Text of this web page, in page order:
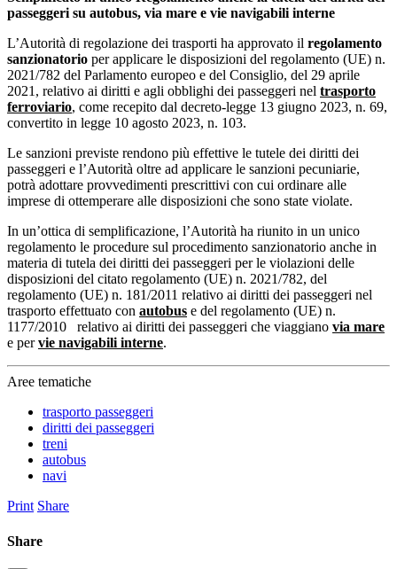
passeggeri su autobus, via mare e vie navigabili interne
L’Autorità di regolazione dei trasporti ha approvato il regolamento
sanzionatorio per applicare le disposizioni del regolamento (UE) n.
2021/782 del Parlamento europeo e del Consiglio, del 29 aprile
2021, relativo ai diritti e agli obblighi dei passeggeri nel trasporto
ferroviario, come recepito dal decreto-legge 13 giugno 2023, n. 69,
convertito in legge 10 agosto 2023, n. 103.
Le sanzioni previste rendono più effettive le tutele dei diritti dei
passeggeri e l’Autorità oltre ad applicare le sanzioni pecuniarie,
potrà adottare provvedimenti prescrittivi con cui ordinare alle
imprese di ottemperare alle disposizioni che sono state violate.
In un’ottica di semplificazione, l’Autorità ha riunito in un unico
regolamento le procedure sul procedimento sanzionatorio anche in
materia di tutela dei diritti dei passeggeri per le violazioni delle
disposizioni del citato regolamento (UE) n. 2021/782, del
regolamento (UE) n. 181/2011 relativo ai diritti dei passeggeri nel
trasporto effettuato con autobus e del regolamento (UE) n.
1177/2010 relativo ai diritti dei passeggeri che viaggiano via mare
e pervie navigabili interne.
Aree tematiche
trasporto passeggeri
diritti dei passeggeri
treni
autobus
navi
Print Share
Share